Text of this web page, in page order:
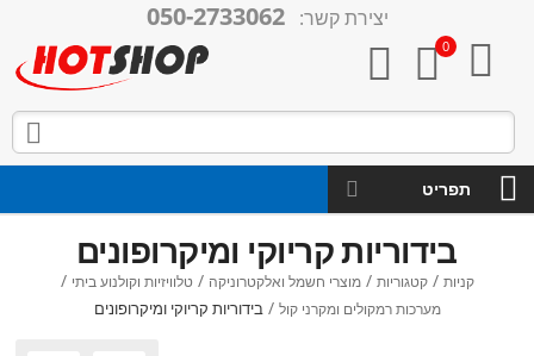
יצירת קשר: 050-2733062

0



תפריט
בידוריות קריוקי ומיקרופונים
קניות / קטגוריות / מוצרי חשמל ואלקטרוניקה / טלוויזיות וקולנוע ביתי /
מערכות רמקולים ומקרני קול / בידוריות קריוקי ומיקרופונים